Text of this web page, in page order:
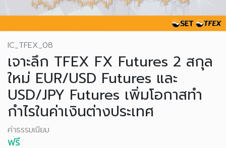
IC_TFEX_08
เจาะลึก TFEX FX Futures 2 สกุล
ใหม่ EUR/USD Futures และ
USD/JPY Futures เพิ่มโอกาสทำ
กำไรในค่าเงินต่างประเทศ
ค่าธรรมเนียม
ฟรี